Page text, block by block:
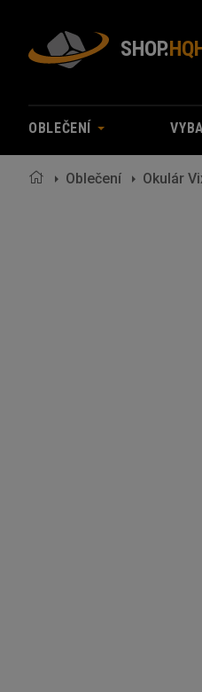
SHOP.
OBLEČENÍ
Oblečení Okulár